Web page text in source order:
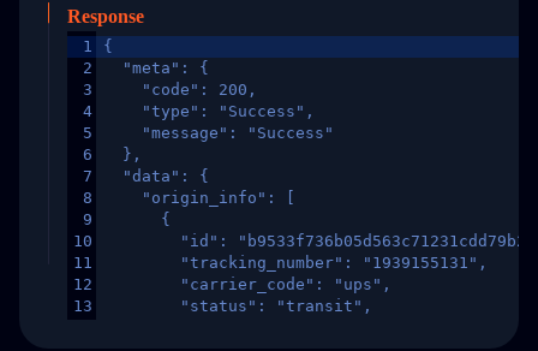
Response
1
2
3
4
5
6
7
8
9
10
11
12
13
{
  "meta": {
    "code": 200,
    "type": "Success",
    "message": "Success"
  },
  "data": {
    "origin_info": [
      {
"id":
        "tracking_number": "1939155131",
        "carrier_code": "ups",
        "status": "transit",